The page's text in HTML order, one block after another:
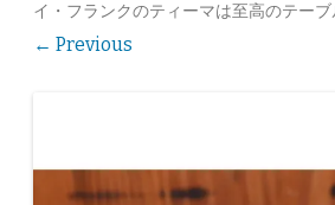
イ・フランクのティーマは至高のテー
← Previous